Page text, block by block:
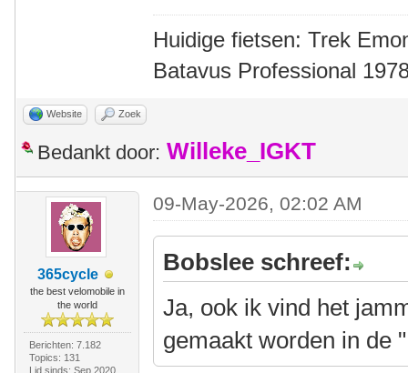
Huidige fietsen: Trek
Batavus Professional
Website Zoek
Bedankt door: Willeke_IGKT
365cycle
the best velomobile in
the world
Berichten: 7.182
Topics: 131
Lid sinds: Sep 2020
09-May-2026, 02:02 AM
Bobslee schreef:
Ja, ook ik vind het
gemaakt worden in de